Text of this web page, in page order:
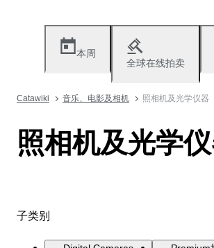
本周
全球在线拍卖
Catawiki 音乐、电影及相机 照相机及光学仪器
照相机及光学
子类别